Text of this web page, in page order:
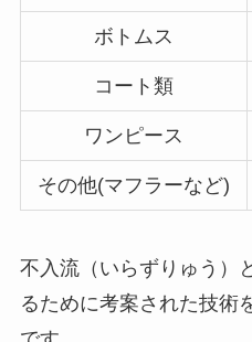
ボトムス
コート類
ワンピース
その他(マフラーなど)
不入流（いらずりゅう）
るために考案された技術